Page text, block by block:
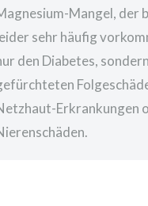
Mangel, der
sehr häufig
den Diabetes,
Erkrankungen